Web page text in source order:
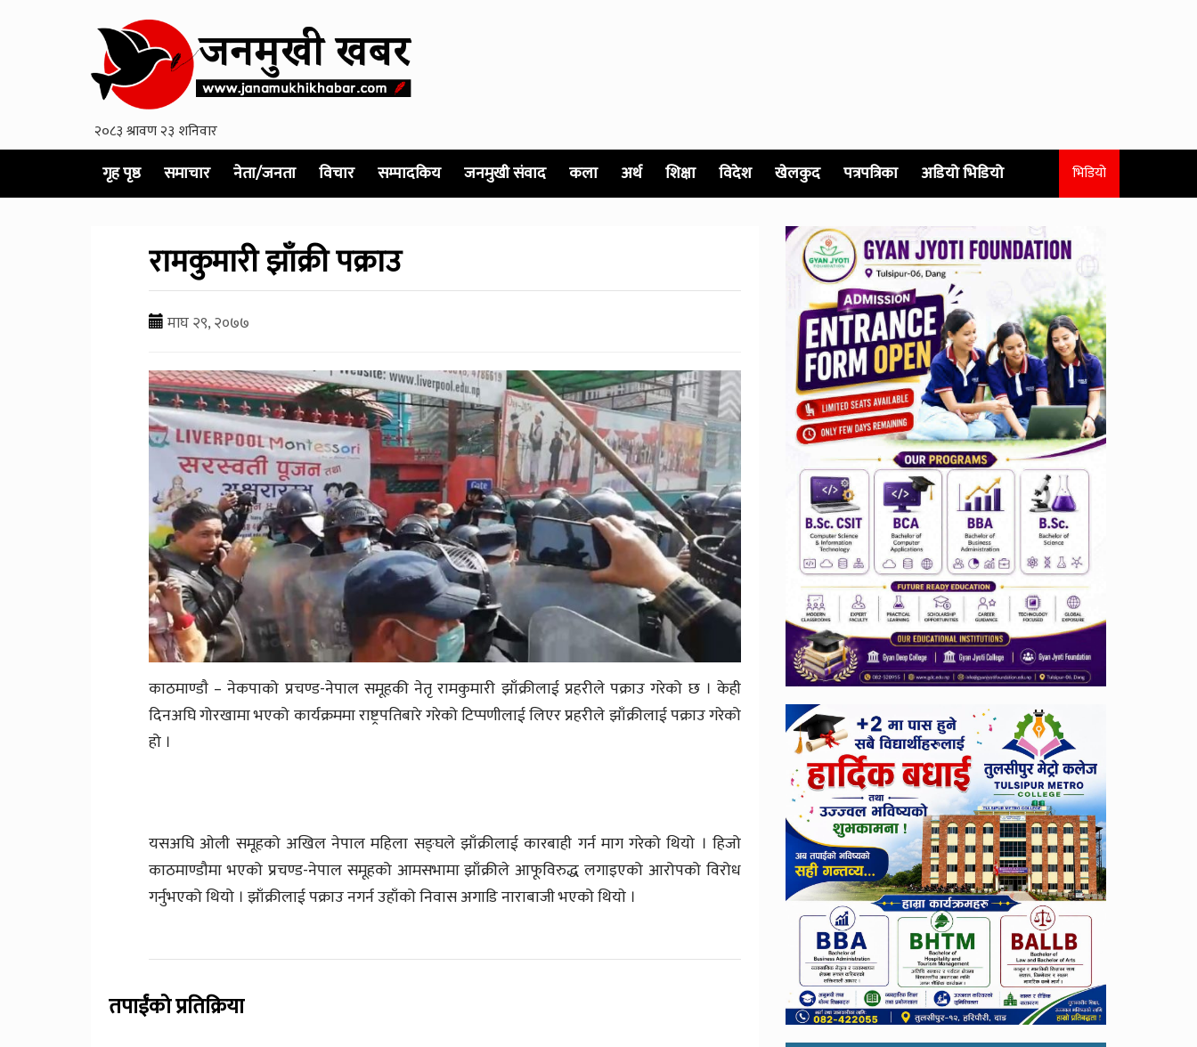
गृह पृष्ठ समाचार नेता/जनता विचार सम्पादकिय जनमुखी संवाद कला अर्थ शिक्षा विदेश खेलकुद पत्रपत्रिका अडियो भिडियो भिडियो
रामकुमारी झाँक्री पक्राउ
माघ २९, २०७७
काठमाण्डाै – नेकपाको प्रचण्ड-नेपाल समूहकी नेतृ रामकुमारी झाँक्रीलाई प्रहरीले पक्राउ गरेको छ । केही
दिनअघि गोरखामा भएको कार्यक्रममा राष्ट्रपतिबारे गरेको टिप्पणीलाई लिएर प्रहरीले झाँक्रीलाई पक्राउ गरेको
हो ।
यसअघि ओली समूहको अखिल नेपाल महिला सङ्घले झाँक्रीलाई कारबाही गर्न माग गरेको थियो । हिजो
काठमाण्डौमा भएको प्रचण्ड-नेपाल समूहको आमसभामा झाँक्रीले आफूविरुद्ध लगाइएको आरोपको विरोध
गर्नुभएको थियो । झाँक्रीलाई पक्राउ नगर्न उहाँको निवास अगाडि नाराबाजी भएको थियाे ।
तपाईंको प्रतिक्रिया